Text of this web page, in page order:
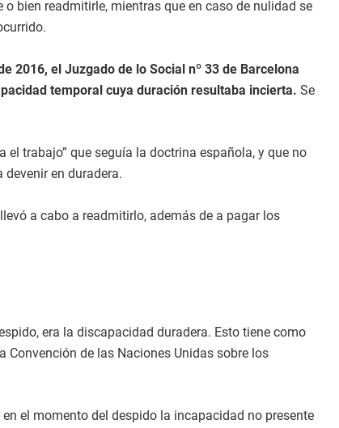
bien readmitirle, mientras que en caso de nulidad se
2016, el Juzgado de lo Social nº 33 de Barcelona
temporal cuya duración resultaba incierta. Se
trabajo” que seguía la doctrina española, y que no
en duradera.
a cabo a readmitirlo, además de a pagar los
era la discapacidad duradera. Esto tiene como
de las Naciones Unidas sobre los
el momento del despido la incapacidad no presente